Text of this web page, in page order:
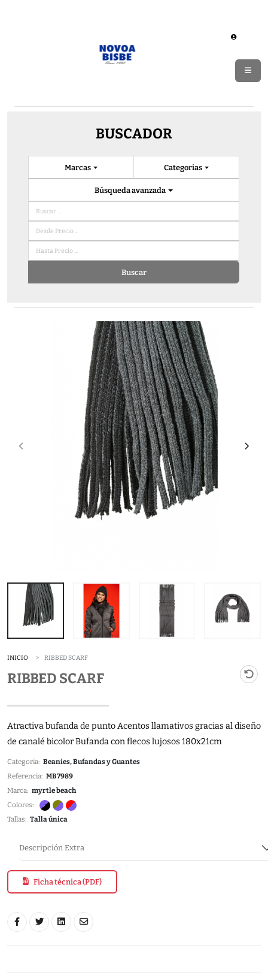
BUSCADOR
Categorias
Marcas
Búsqueda avanzada
Buscar
INICIO RIBBED SCARF
RIBBED SCARF
Atractiva bufanda de punto Acentos llamativos gracias al diseño
de canalé bicolor Bufanda con flecos lujosos 180x21cm
Categoria: Beanies, Bufandas y Guantes
Referencia: MB7989
Marca: myrtle beach
Colores:
Tallas: Talla única
Descripción Extra
Ficha técnica (PDF)